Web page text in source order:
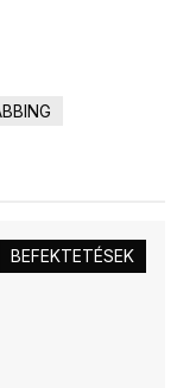
BEFEKTETÉSEK